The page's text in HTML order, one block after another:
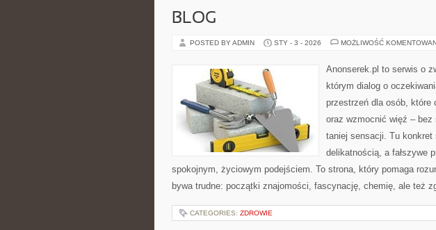
BLOG
POSTED BY ADMIN STY - 3 - 2026 MOŻLIWOŚĆ
Anonserek.pl to serwis o
którym dialog o
przestrzeń dla osób, które
oraz wzmocnić więź – bez
taniej sensacji. Tu konkret
delikatnością, a fałszywe
spokojnym, życiowym podejściem. To strona, który pomaga
bywa trudne: początki znajomości, fascynację, chemię, ale też
CATEGORIES: ZDROWIE